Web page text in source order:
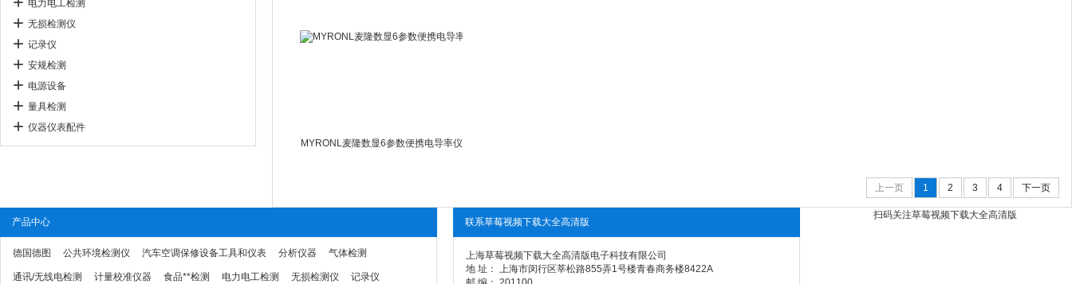
电力电工检测
无损检测仪
记录仪
安规检测
电源设备
量具检测
仪器仪表配件
MYRONL麦隆数显6参数便携电导率仪
上一页 1 2 3 4 下一页
产品中心
德国德图 公共环境检测仪 汽车空调保修设备工具和仪表 分析仪器 气体检测
通讯/无线电检测 计量校准仪器 食品**检测 电力电工检测 无损检测仪 记录仪
联系草莓视频下载大全高清版
上海草莓视频下载大全高清版电子科技有限公司
地 址： 上海市闵行区莘松路855弄1号楼青春商务楼8422A
扫码关注草莓视频下载大全高清版